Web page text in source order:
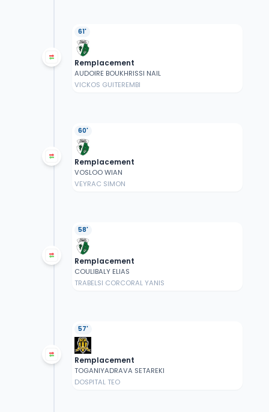
61'
Remplacement
AUDOIRE BOUKHRISSI NAIL
VICKOS GUITEREMBI
60'
Remplacement
VOSLOO WIAN
VEYRAC SIMON
58'
Remplacement
COULIBALY ELIAS
TRABELSI CORCORAL YANIS
57'
Remplacement
TOGANIYADRAVA SETAREKI
DOSPITAL TEO